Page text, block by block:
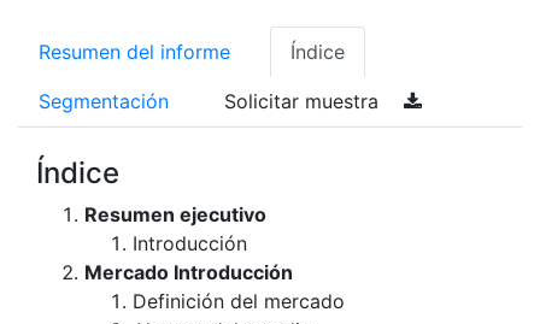
Resumen del informe Índice
Segmentación Solicitar muestra
Índice
Resumen ejecutivo
Introducción
Mercado Introducción
Definición del mercado